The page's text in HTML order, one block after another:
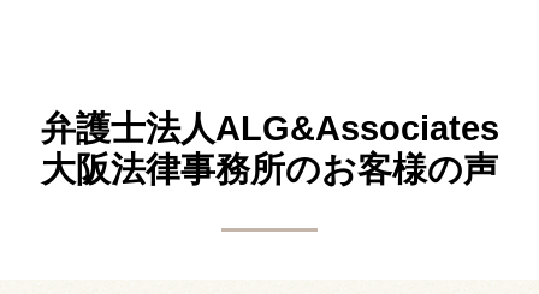
弁護士法人ALG&Associates
大阪法律事務所のお客様の声